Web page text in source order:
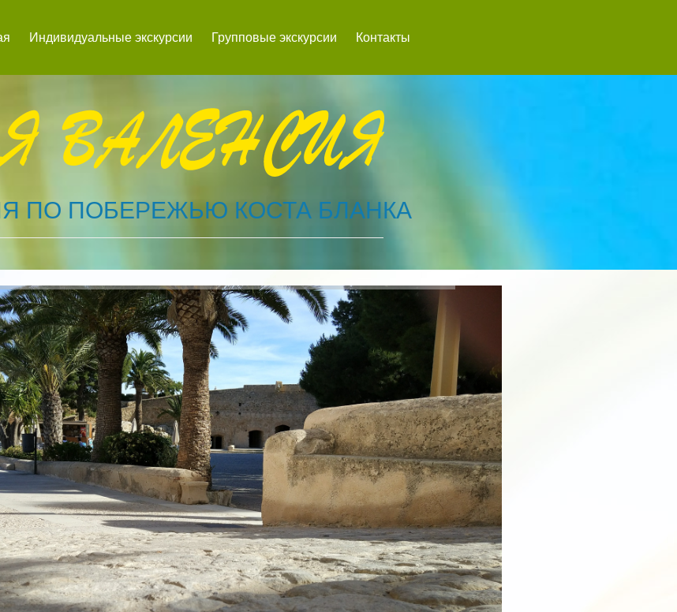
Индивидуальные экскурсии Групповые экскурсии Контакты
ПО ПОБЕРЕЖЬЮ КОСТА БЛАНКА